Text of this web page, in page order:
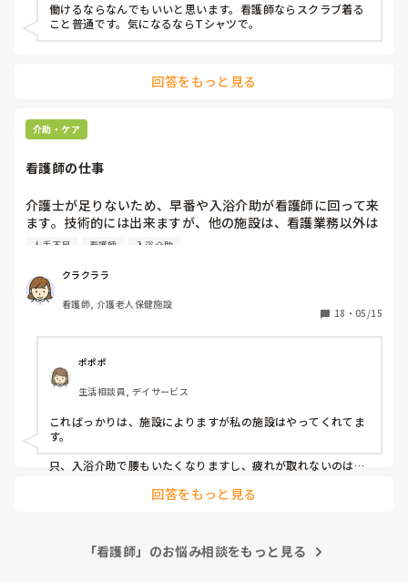
単発の皆さんポロシャツですらなく普通のTシャツで来たり
働けるならなんでもいいと思います。看護師ならスクラブ着る
こと普通です。気になるならTシャツで。
回答をもっと見る
介助・ケア
看護師の仕事
介護士が足りないため、早番や入浴介助が看護師に回って来
ます。技術的には出来ますが、他の施設は、看護業務以外は
しないという話もききます。看護師が介助を手伝ってくれる
助で腰も痛くなりますし、疲れが取れない現状です。
他の施設での看護師はどの介護業務を行なって伊馬すか？
人手不足 看護師 入浴介助
クラクララ
看護師, 介護老人保健施設
18 ・ 05/15
ポポポ
生活相談員, デイサービス
こればっかりは、施設によりますが私の施設はやってくれてま
す。
只、入浴介助で腰もいたくなりますし、疲れが取れないのは、
対しては、反感かうかも。
しまう。看護免許持ってる方は、もう少し楽なのですか？って
回答をもっと見る
「看護師」のお悩み相談をもっと見る